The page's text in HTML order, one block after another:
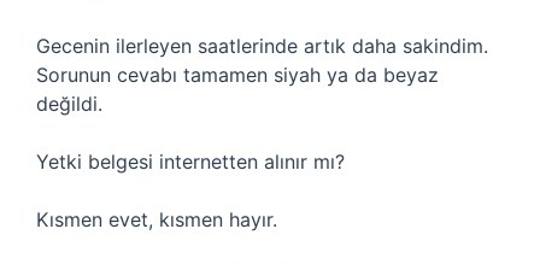
Gecenin ilerleyen saatlerinde artık daha sakindim.
Sorunun cevabı tamamen siyah ya da beyaz
değildi.
Yetki belgesi internetten alınır mı?
Kısmen evet, kısmen hayır.